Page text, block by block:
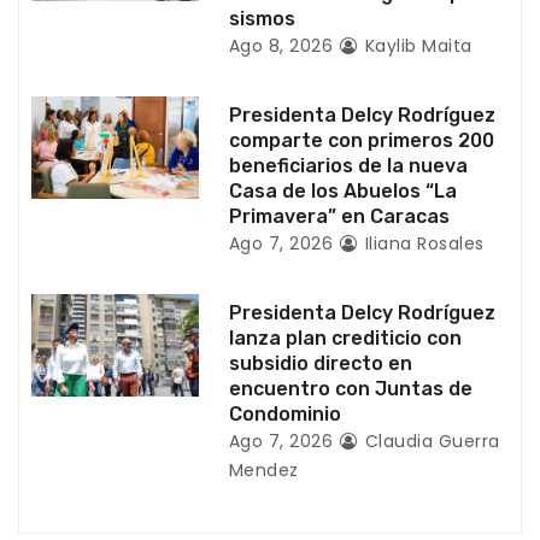
t
a
d
sismos
Ago 8, 2026 Kaylib Maita
Presidenta Delcy Rodríguez
comparte con primeros 200
beneficiarios de la nueva
Casa de los Abuelos “La
Primavera” en Caracas
Ago 7, 2026 Iliana Rosales
Presidenta Delcy Rodríguez
lanza plan crediticio con
subsidio directo en
encuentro con Juntas de
Condominio
Ago 7, 2026
Claudia Guerra
Mendez